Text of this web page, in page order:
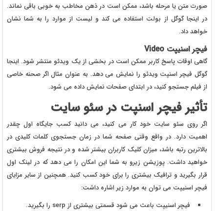
صورت متن یا مرحله باشد، ممکن است در ذهن مخاطب به خوبی باقی نماند.
در اینجا گوگل از بولت استفاده می کند و لیست از موارد را به شما نشان
خواهد داد.
فیچر اسنیپت Video
گاهی اوقات پاسخ کاربر ممکن است در بخشی از یک ویدئو منتشر شود. اینجا
گوگل فیچر اسنپت ویدئو را نمایش می دهد. به عنوان مثال اگر صحنه خاصی
از فیلم جستجو کنید، در ابتدای صفحات نمایش داده می شود.
تأثیر فیچر اسنپت در سئو سایت
اگر روی سئو سایت خود کار می کنید، می دانید کسب جایگاه اول چقدر
اهمیت دارد. در واقع وقتی صفحه شما در زمان جستجوی کلمات کلیدی در
بالاترین رتبه باشد، میزان کلیک کاربران بیشتر شده و در نتیجه فروش بیشتری
خواهید داشت. پوزیشن زیرو به شما این امکان را می دهد که در لینک اول
قرار بگیرید و ترافیک بیشتری را برای خود کسب کنید. همچنین از سایر مزایای
فیچر اسنیپت می توان به موارد زیر اشاره داشت:
فیچر اسنیپت باعث می شود قسمتی بیشتری از serp را بگیرید.